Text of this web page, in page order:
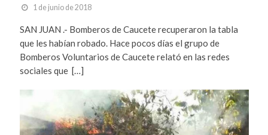
1 de junio de 2018
SAN JUAN .- Bomberos de Caucete recuperaron la tabla
que les habían robado. Hace pocos días el grupo de
Bomberos Voluntarios de Caucete relató en las redes
sociales que […]